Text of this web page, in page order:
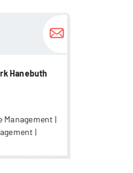
Hanebuth
Management |
|
|
more...